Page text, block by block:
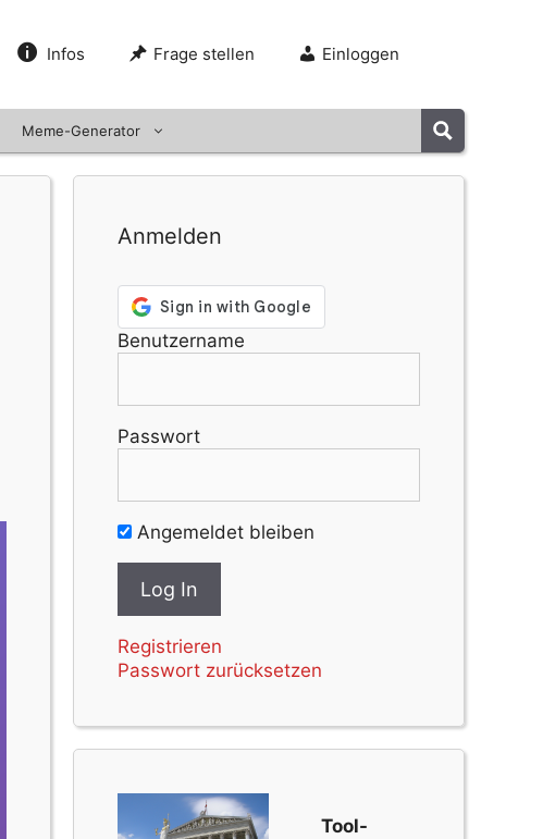
Infos Frage stellen Einloggen
Meme-Generator
Anmelden
Benutzername
Passwort
Angemeldet bleiben
Registrieren
Passwort zurücksetzen
Tool-